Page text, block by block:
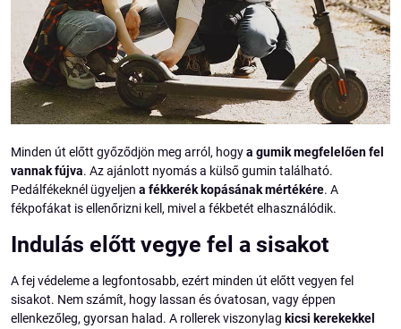
Minden út előtt győződjön meg arról, hogya gumik megfelelően fel
vannak fújva. Az ajánlott nyomás a külső gumin található.
Pedálfékeknél ügyeljen a fékkerék kopásának mértékére. A
fékpofákat is ellenőrizni kell, mivel a fékbetét elhasználódik.
Indulás előtt vegye fel a sisakot
A fej védeleme a legfontosabb, ezért minden út előtt vegyen fel
sisakot. Nem számít, hogy lassan és óvatosan, vagy éppen
ellenkezőleg, gyorsan halad. A rollerek viszonylag kicsi kerekekkel